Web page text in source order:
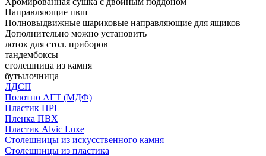
Направляющие пвш
Полновыдвижные шариковые направляющие для ящиков
Дополнительно можно установить
лоток для стол. приборов
тандембоксы
столешница из камня
бутылочница
ЛДСП
Полотно АГТ (МДФ)
Пластик HPL
Пленка ПВХ
Пластик Alvic Luxe
Столешницы из искусственного камня
Столешницы из пластика